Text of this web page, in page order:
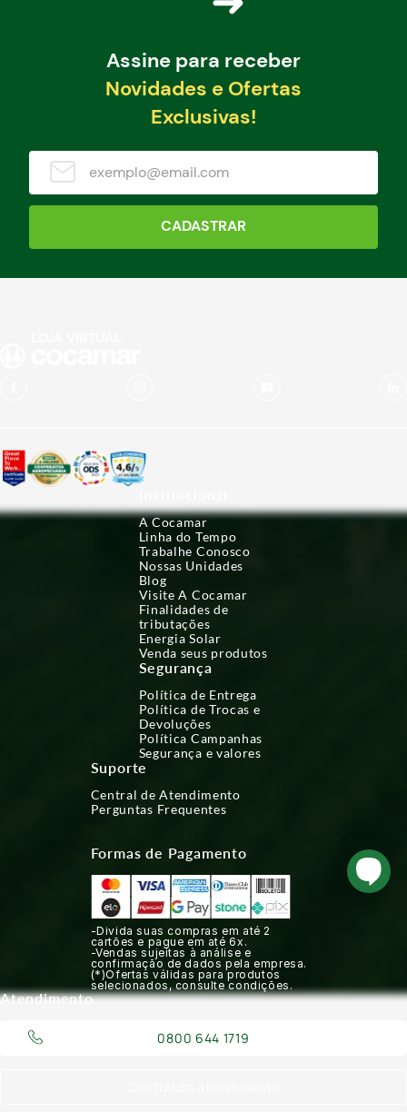
Assine para receber
Novidades e Ofertas
Exclusivas!
CADASTRAR
A Cocamar
Linha do Tempo
Trabalhe Conosco
Nossas Unidades
Blog
Visite A Cocamar
Finalidades de
tributações
Energia Solar
Venda seus produtos
Segurança
Política de Entrega
Política de Trocas e
Devoluções
Política Campanhas
Segurança e valores
Suporte
Central de Atendimento
Perguntas Frequentes
Formas de Pagamento
-Divida suas compras em até 2
cartões e pague em até 6x.
-Vendas sujeitas à análise e
confirmação de dados pela empresa.
(*)Ofertas válidas para produtos
selecionados, consulte condições.
Atendimento
0800 644 1719